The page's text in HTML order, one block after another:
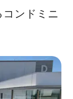
ンドミニ